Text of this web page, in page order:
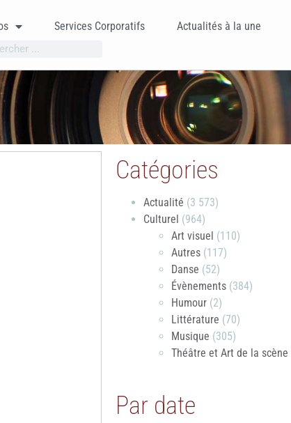
Services Corporatifs Actualités à la une
Catégories
Actualité (3 573)
Culturel (964)
Art visuel (110)
Autres (117)
Danse (52)
Évènements (384)
Humour (2)
Littérature (70)
Musique (305)
Théâtre et Art de la scène
Par date